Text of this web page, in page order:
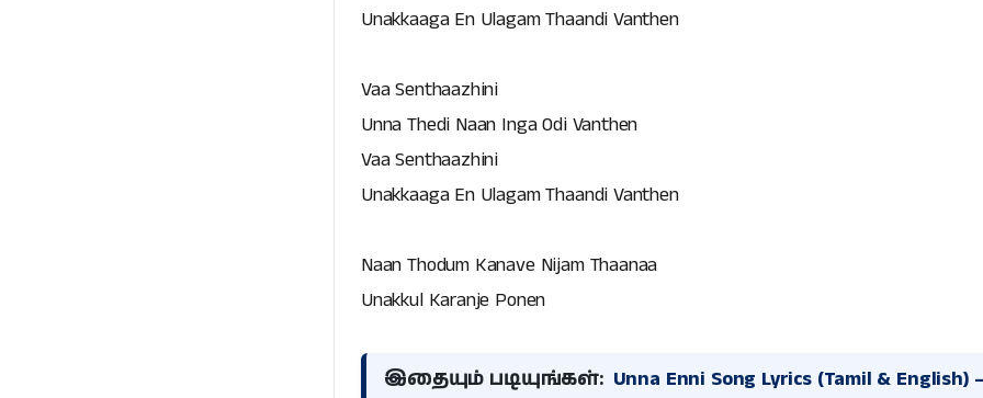
Unakkaaga En Ulagam Thaandi Vanthen
Vaa Senthaazhini
Unna Thedi Naan Inga Odi Vanthen
Vaa Senthaazhini
Unakkaaga En Ulagam Thaandi Vanthen
Naan Thodum Kanave Nijam Thaanaa
Unakkul Karanje Ponen
இதையும் படியுங்கள்: Unna Enni Song Lyrics (Tamil & English)